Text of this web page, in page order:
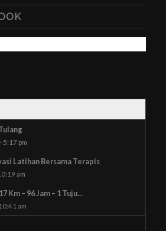
5:17 pm
Latihan Bersama Terapis
am
Km – 96 Jam – 1 Tuju...
am